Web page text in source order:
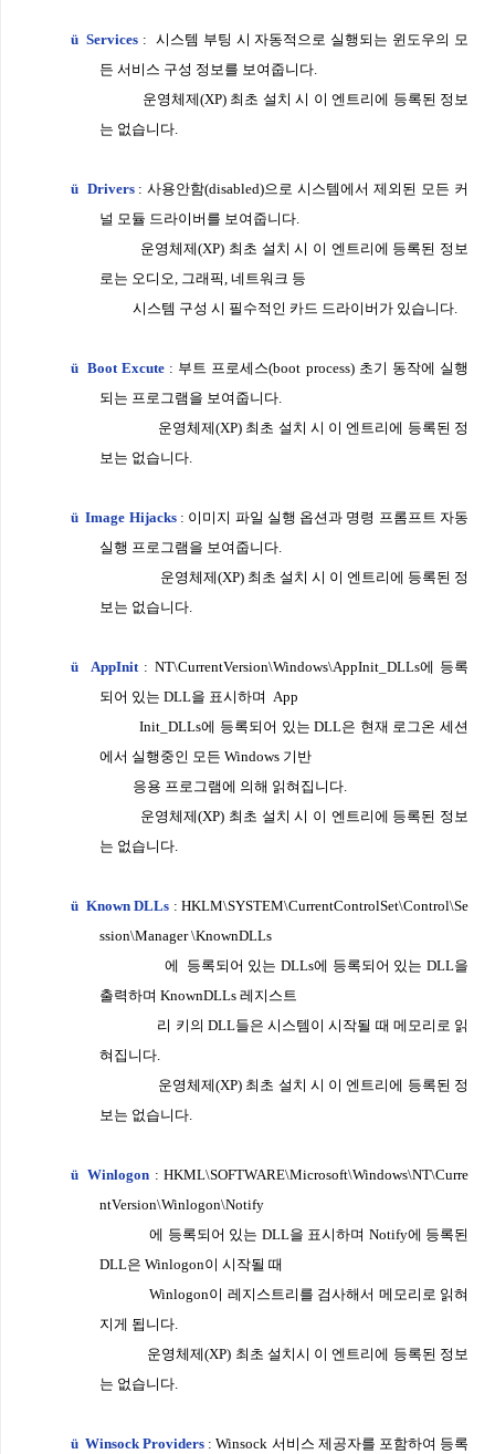
ü Services : 시스템 부팅 시 자동적으로 실행되는 윈도우의 모
든 서비스 구성 정보를 보여줍니다.
운영체제(XP) 최초 설치 시 이 엔트리에 등록된 정보
는 없습니다.
ü Drivers:사용안함(disabled)으로 시스템에서 제외된 모든 커
널 모듈 드라이버를 보여줍니다.
운영체제(XP) 최초 설치 시 이 엔트리에 등록된 정보
로는 오디오, 그래픽,네트워크 등
시스템 구성 시 필수적인 카드 드라이버가 있습니다.
ü Boot Excute : 부트 프로세스(boot process) 초기 동작에 실행
되는 프로그램을 보여줍니 다.
운영체제(XP) 최초 설치 시 이 엔트리에 등록된 정
보는 없습니다.
ü Image Hijacks: 이미지 파일 실행 옵션과 명령 프롬프트 자동
실행 프로그램을 보여줍니다.
운영체제(XP) 최초 설치 시 이 엔트리에 등록된 정
보는 없습니다.
ü AppInit: NT\CurrentVersion\Windows\AppInit_DLLs에 등록
되어 있는 DLL을 표시하며 App
Init_DLLs에 등록되어 있는 DLL은 현재 로그온 세션
에서 실행중인 모든 Windows 기반
응용 프로그램에 의해 읽혀집니다.
운영체제(XP) 최초 설치 시 이 엔트리에 등록된 정보
는 없습니다.
ü Known DLLs : HKLM\SYSTEM\CurrentControlSet\Control\Se
ssion\Manager \KnownDLLs
에 등록되어 있는 DLLs에 등록되어 있는 DLL을
출력하며 KnownDLLs레지스트
리 키의 DLL들은 시스템이 시작될 때 메모리로 읽
혀집니 다.
운영체제(XP) 최초 설치 시 이 엔트리에 등록된 정
보는 없습니다.
ü Winlogon : HKML\SOFTWARE\Microsoft\Windows\NT\Curre
ntVersion\Winlogon\Notify
에 등록되어 있는 DLL을 표시하며 Notify에 등록된
DLL은 Winlogon이 시작될 때
Winlogon이 레지스트리를 검사해서 메모리로 읽혀
지게 됩니 다.
운영체제(XP) 최초 설치시 이 엔트리에 등록된 정보
는 없습니다.
ü Winsock Providers : Winsock 서비스 제공자를 포함하여 등록